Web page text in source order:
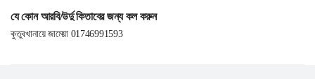
যে কোন আরবি/উর্দু কিতাবের জন্য কল করুন
কুতুবখানায়ে জামেয়া 01746991593